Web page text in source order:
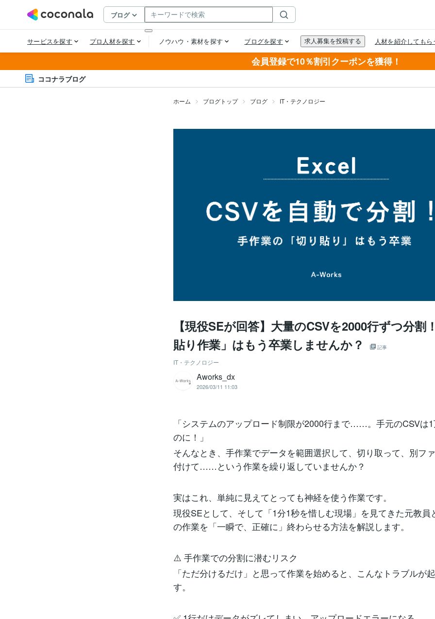
会員登録で10％割引クーポンを獲得！
ココナラブログ
ホーム ブログトップ ブログ IT・テクノロジー
【現役SEが回答】大量のCSVを2000行ずつ分割
貼り作業」はもう卒業しませんか？
記事
IT・テクノロジー
Aworks_dx
2026/03/11 11:03
「システムのアップロード制限が2000行まで……。手元のCSVは
のに！」
そんなとき、手作業でデータを範囲選択して、切り取って、別フ
付けて……という作業を繰り返していませんか？
実はこれ、単純に見えてとっても神経を使う作業です。
現役SEとして、そして「1分1秒を惜しむ現場」を見てきた元教員
の作業を「一瞬で、正確に」終わらせる方法を解説します。
⚠️ 手作業での分割に潜むリスク
「ただ分けるだけ」と思って作業を始めると、こんなトラブルが
す。